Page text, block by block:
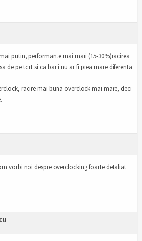
putin, performante mai mari (15-30%)racirea
de pe tort si ca bani nu ar fi prea mare diferenta
racire mai buna overclock mai mare, deci
vorbi noi despre overclocking foarte detaliat